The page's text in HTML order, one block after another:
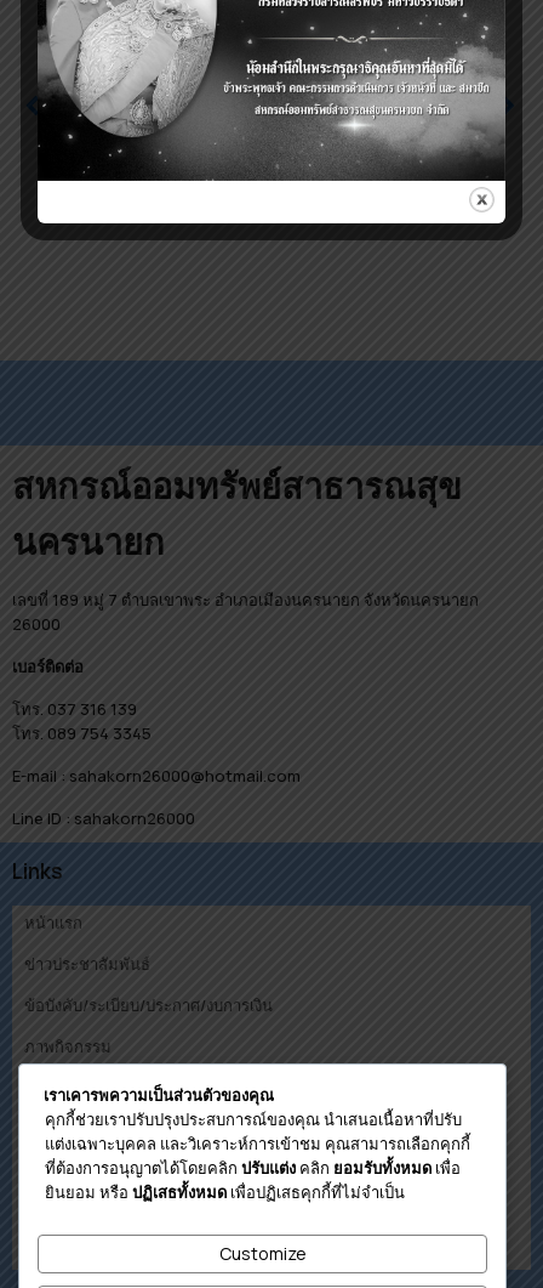
Previous
ระเบียบฯ ว่าด้วยการให้
เงินกู้แก่สมาชิก และ
ดอกเบี้ยเงินกู้ พ.ศ.2566
Next
ประกาศ เรื่อง ประกวด
ราคาจ้างก่อสร้างอาคาร
สำนักงานสหกรณ์ออม
ทรัพย์สาธารณสุข
นครนายก จำกัด ด้วยวิธี
ประกวดราคา
สหกรณ์ออมทรัพย์สาธารณสุข
นครนายก
เลขที่ 189 หมู่ 7 ตำบลเขาพระ อำเภอเมืองนครนายก จังหวัดนครนายก
26000
เบอร์ติดต่อ
โทร. 037 316 139
โทร. 089 754 3345
E-mail : sahakorn26000@hotmail.com
Line ID : sahakorn26000
Links
หน้าแรก
ข่าวประชาสัมพันธ์
ข้อบังคับ/ระเบียบ/ประกาศ/งบการเงิน
ภาพกิจกรรม
คณะกรรมการ
ดาวน์โหลด
โปรแกรมคำนวนวงเงินกู้เบื้องต้น
เราเคารพความเป็นส่วนตัวของคุณ
คุกกี้ช่วยเราปรับปรุงประสบการณ์ของคุณ นำเสนอเนื้อหาที่ปรับ
แต่งเฉพาะบุคคล และวิเคราะห์การเข้าชม คุณสามารถเลือกคุกกี้
ที่ต้องการอนุญาตได้โดยคลิก ปรับแต่ง คลิก ยอมรับทั้งหมด เพื่อ
ยินยอม หรือ ปฏิเสธทั้งหมด เพื่อปฏิเสธคุกกี้ที่ไม่จำเป็น
Customize